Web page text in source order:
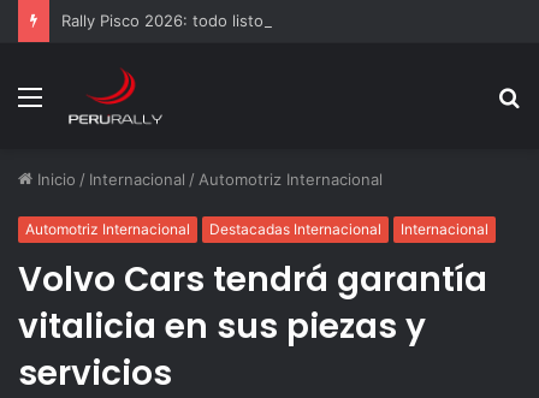
Rally Pisco 2026: todo listo para la gran final del RallyACP
Menú
Inicio / Internacional / Automotriz Internacional
Automotriz Internacional Destacadas Internacional Internacional
Volvo Cars tendrá garantía
vitalicia en sus piezas y
servicios